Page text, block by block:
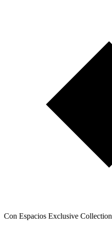
Con Espacios Exclusive Collection